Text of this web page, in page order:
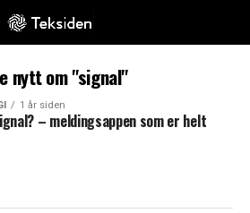
nytt om "signal"
1 år siden
– meldingsappen som er helt